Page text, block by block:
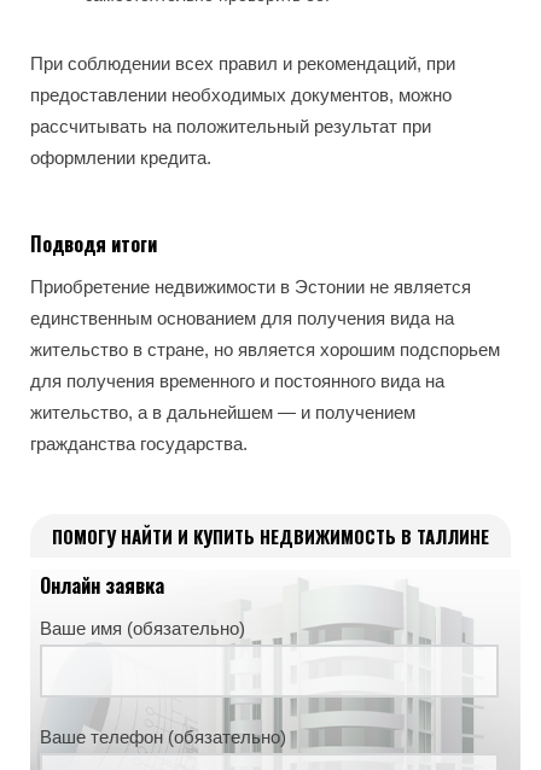
При соблюдении всех правил и рекомендаций, при
предоставлении необходимых документов, можно
рассчитывать на положительный результат при
оформлении кредита.
Подводя итоги
Приобретение недвижимости в Эстонии не является
единственным основанием для получения вида на
жительство в стране, но является хорошим подспорьем
для получения временного и постоянного вида на
жительство, а в дальнейшем — и получением
гражданства государства.
ПОМОГУ НАЙТИ И КУПИТЬ НЕДВИЖИМОСТЬ В ТАЛЛИНЕ
Онлайн заявка
Ваше имя (обязательно)
Ваше телефон (обязательно)